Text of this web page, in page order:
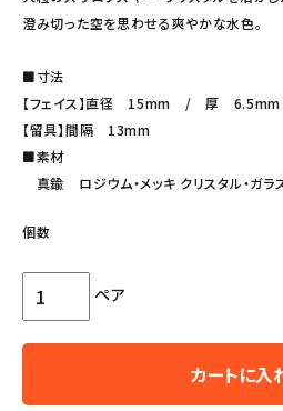
澄み切った空を思わせる爽やかな水色。
■寸法
【フェイス】直径 15mm / 厚 6.5mm
【留具】間隔 13mm
■素材
真鍮 ロジウム・メッキ クリスタル・ガラ
個数
ペア
カートに入